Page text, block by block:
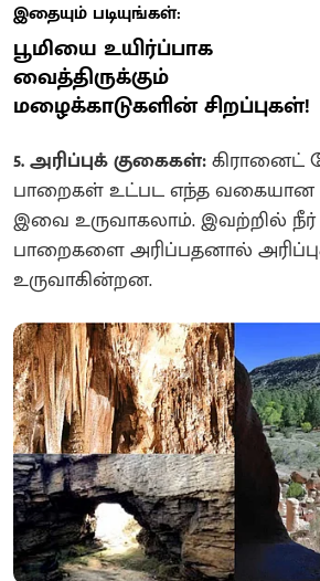
இதையும் படியுங்கள்:
பூமியை உயிர்ப்பாக
வைத்திருக்கும்
மழைக்காடுகளின் சிறப்புகள்!
5. அரிப்புக் குகைகள்:கிரானைட்
பாறைகள் உட்பட எந்த வகையான
இவை உருவாகலாம். இவற்றில் நீர்
பாறைகளை அரிப்பதனால்
உருவாகின்றன.